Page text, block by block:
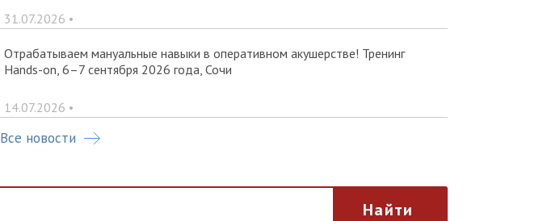
31.07.2026 •
Отрабатываем мануальные навыки в оперативном акушерстве! Тренинг
Hands-on, 6–7 сентября 2026 года, Сочи
14.07.2026 •
Все новости
Найти